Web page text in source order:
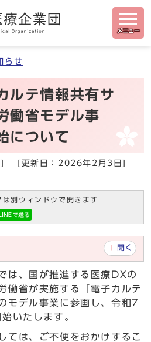
メニュー
らせ
ルテ情報共有サ
働省モデル事
について
[更新日：2026年2月3日]
別ウィンドウで開きます
開く
は、国が推進する医療DXの
働省が実施する「電子カルテ
モデル事業に参画し、令和7
いたします。
ては、ご不便をおかけするこ